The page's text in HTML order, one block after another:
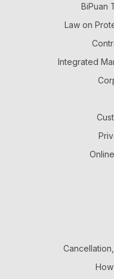
BiPuan
Law on
Integrated